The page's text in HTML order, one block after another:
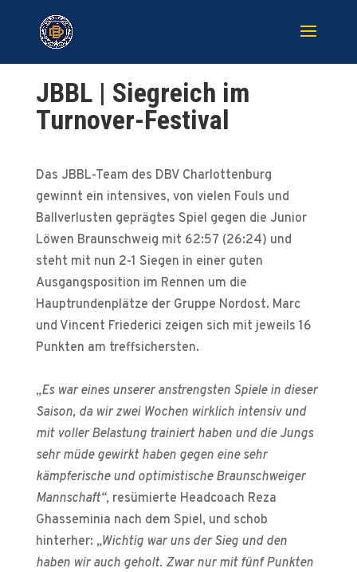
JBBL | Siegreich im
Turnover-Festival
Das JBBL-Team des DBV Charlottenburg
gewinnt ein intensives, von vielen Fouls und
Ballverlusten geprägtes Spiel gegen die Junior
Löwen Braunschweig mit 62:57 (26:24) und
steht mit nun 2-1 Siegen in einer guten
Ausgangsposition im Rennen um die
Hauptrundenplätze der Gruppe Nordost. Marc
und Vincent Friederici zeigen sich mit jeweils 16
Punkten am treffsichersten.
„Es war eines unserer anstrengsten Spiele in dieser
Saison, da wir zwei Wochen wirklich intensiv und
mit voller Belastung trainiert haben und die Jungs
sehr müde gewirkt haben gegen eine sehr
kämpferische und optimistische Braunschweiger
Mannschaft“, resümierte Headcoach Reza
Ghasseminia nach dem Spiel, und schob
hinterher: „Wichtig war uns der Sieg und den
haben wir auch geholt. Zwar nur mit fünf Punkten